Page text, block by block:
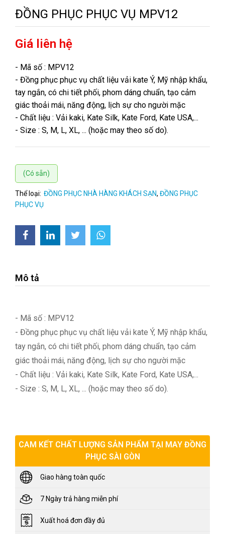
ĐỒNG PHỤC PHỤC VỤ MPV12
Giá liên hệ
- Mã số : MPV12
- Đồng phục phục vụ chất liệu vải kate Ý, Mỹ nhập khẩu,
tay ngắn, có chi tiết phối, phom dáng chuẩn, tạo cảm
giác thoải mái, năng động, lịch sự cho người mặc
- Chất liệu : Vải kaki, Kate Silk, Kate Ford, Kate USA,...
- Size : S, M, L, XL, ... (hoặc may theo số do).
(Có sẵn)
Thể loại: ĐỒNG PHỤC NHÀ HÀNG KHÁCH SẠN, ĐỒNG PHỤC
PHỤC VỤ
Mô tả
- Mã số : MPV12
- Đồng phục phục vụ chất liệu vải kate Ý, Mỹ nhập khẩu,
tay ngắn, có chi tiết phối, phom dáng chuẩn, tạo cảm
giác thoải mái, năng động, lịch sự cho người mặc
- Chất liệu : Vải kaki, Kate Silk, Kate Ford, Kate USA,...
- Size : S, M, L, XL, ... (hoặc may theo số do).
CAM KẾT CHẤT LƯỢNG SẢN PHẨM TẠI MAY ĐỒNG
PHỤC SÀI GÒN
Giao hàng toàn quốc
7 Ngày trả hàng miễn phí
Xuất hoá đơn đầy đủ